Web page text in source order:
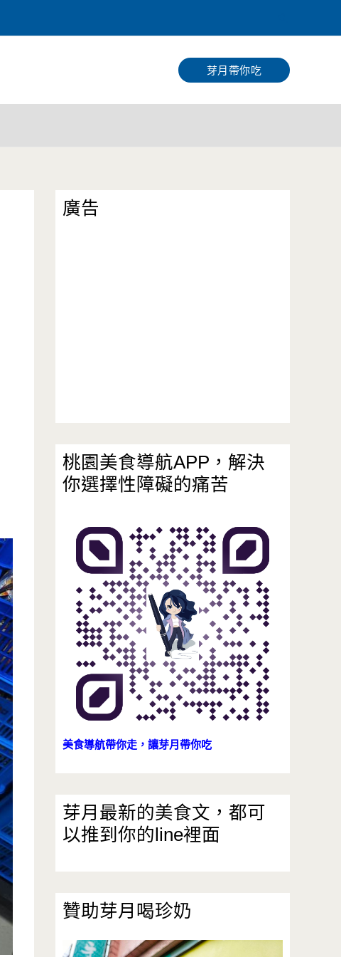
尋
芽月帶你吃
廣告
桃園美食導航APP，解決
你選擇性障礙的痛苦
美食導航帶你走，讓芽月帶你吃
芽月最新的美食文，都可
以推到你的line裡面
贊助芽月喝珍奶